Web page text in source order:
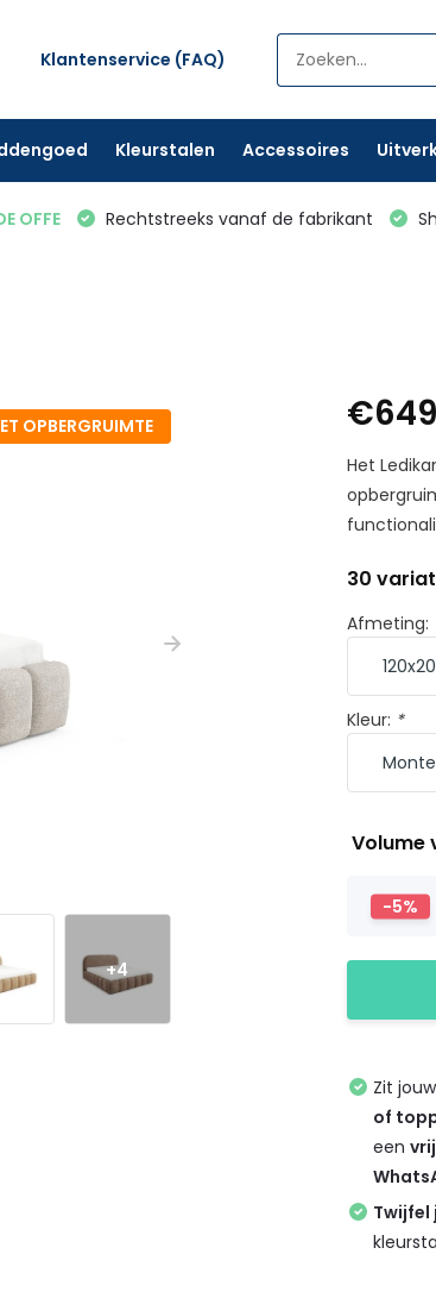
Klantenservice (FAQ)
Kleurstalen Accessoires
OFFE Rechtstreeks vanaf de fabrikant
OPBERGRUIMTE
+4
Het
30
Afmeting:
Kleur: *
Volume
-5%
Zit jouw
of
een
Twijfel